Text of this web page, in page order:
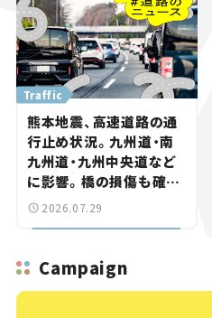
Traffic
熊本地震、高速道路の通
行止め状況。九州道・南
九州道・九州中央道など
に影響。橋の損傷も確認
【道路のニュース】
2026.07.29
Campaign